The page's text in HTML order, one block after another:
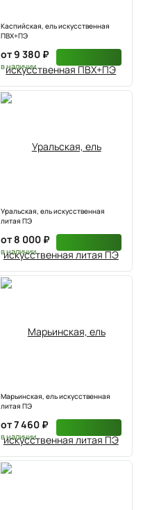
Каспийская, ель искусственная
ПВХ+ПЭ
от 9 380 ₽
в наличии
Уральская, ель искусственная
литая ПЭ
от 8 000 ₽
в наличии
Марьинская, ель искусственная
литая ПЭ
от 7 460 ₽
в наличии